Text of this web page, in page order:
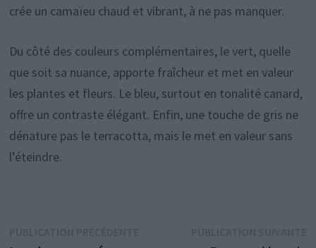
crée un camaïeu chaud et vibrant, à ne pas manquer.
Du côté des couleurs complémentaires, le vert, quelle
que soit sa nuance, apporte fraîcheur et met en valeur
les plantes et fleurs. Le bleu, surtout en tonalité canard,
offre un contraste élégant. Enfin, une touche de gris ne
dénature pas le terracotta, mais le met en valeur sans
l’éteindre.